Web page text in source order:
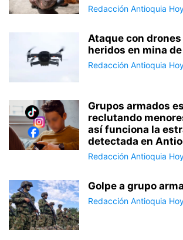
Redacción Antioquia
Ataque con drones
heridos en mina
Redacción Antioquia
Grupos armados
reclutando
así funciona la
detectada en
Redacción Antioquia
Golpe a grupo
Redacción Antioquia